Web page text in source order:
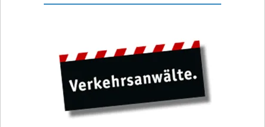
Nachrichten, Texte, Podcast, O-Töne,